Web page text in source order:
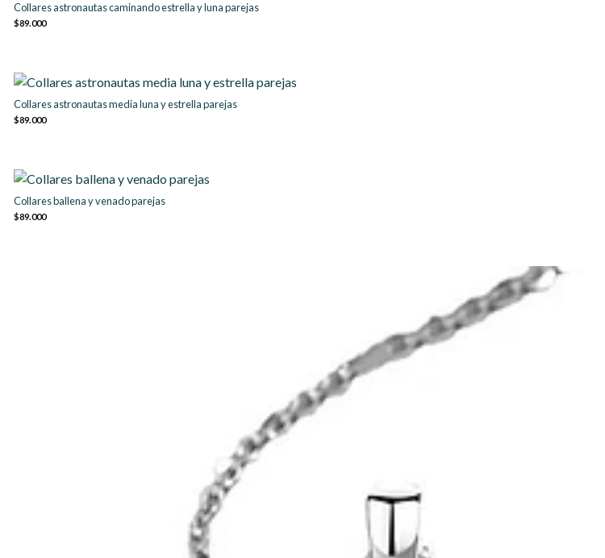
Collares astronautas caminando estrella y luna parejas
$89.000
Collares astronautas media luna y estrella parejas
$89.000
Collares ballena y venado parejas
$89.000